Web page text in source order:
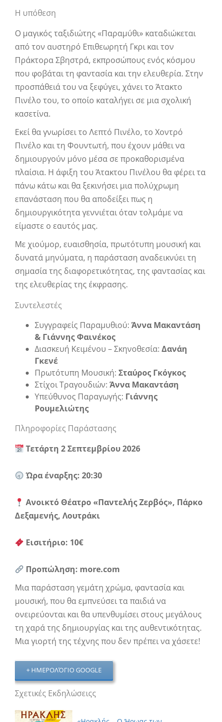
Η υπόθεση
Ο μαγικός ταξιδιώτης «Παραμύθι» καταδιώκεται
από τον αυστηρό Επιθεωρητή Γκρι και τον
Πράκτορα Σβηστρά, εκπροσώπους ενός κόσμου
που φοβάται τη φαντασία και την ελευθερία. Στην
προσπάθειά του να ξεφύγει, χάνει το Άτακτο
Πινέλο του, το οποίο καταλήγει σε μια σχολική
κασετίνα.
Εκεί θα γνωρίσει το Λεπτό Πινέλο, το Χοντρό
Πινέλο και τη Φουντωτή, που έχουν μάθει να
δημιουργούν μόνο μέσα σε προκαθορισμένα
πλαίσια. Η άφιξη του Άτακτου Πινέλου θα φέρει τα
πάνω κάτω και θα ξεκινήσει μια πολύχρωμη
επανάσταση που θα αποδείξει πως η
δημιουργικότητα γεννιέται όταν τολμάμε να
είμαστε ο εαυτός μας.
Με χιούμορ, ευαισθησία, πρωτότυπη μουσική και
δυνατά μηνύματα, η παράσταση αναδεικνύει τη
σημασία της διαφορετικότητας, της φαντασίας και
της ελευθερίας της έκφρασης.
Συντελεστές
Συγγραφείς Παραμυθιού: Άννα Μακαντάση
& Γιάννης Φαινέκος
Διασκευή Κειμένου – Σκηνοθεσία: Δανάη
Γκενέ
Πρωτότυπη Μουσική: Σταύρος Γκόγκος
Στίχοι Τραγουδιών: Άννα Μακαντάση
Υπεύθυνος Παραγωγής: Γιάννης
Ρουμελιώτης
Πληροφορίες Παράστασης
Τετάρτη 2 Σεπτεμβρίου 2026
Ώρα έναρξης: 20:30
Ανοικτό Θέατρο «Παντελής Ζερβός», Πάρκο
Δεξαμενής, Λουτράκι
Εισιτήριο: 10€
Προπώληση: more.com
Μια παράσταση γεμάτη χρώμα, φαντασία και
μουσική, που θα εμπνεύσει τα παιδιά να
ονειρεύονται και θα υπενθυμίσει στους μεγάλους
τη χαρά της δημιουργίας και της αυθεντικότητας.
Μια γιορτή της τέχνης που δεν πρέπει να χάσετε!
+ ΗΜΕΡΟΛΌΓΙΟ GOOGLE
Σχετικές Εκδηλώσειςς